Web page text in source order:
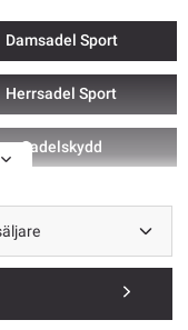
Damsadel Sport
Herrsadel Sport
Sadelskydd
i det övre
ergonomi och design
ha högre fraktkostnad.